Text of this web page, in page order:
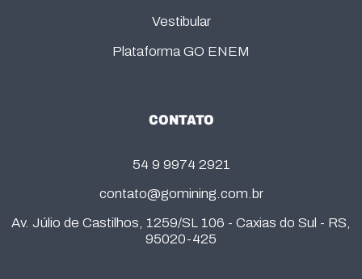
Vestibular
Plataforma GO ENEM
CONTATO
54 9 9974 2921
contato@gomining.com.br
Av. Júlio de Castilhos, 1259/SL 106 - Caxias do Sul - RS,
95020-425